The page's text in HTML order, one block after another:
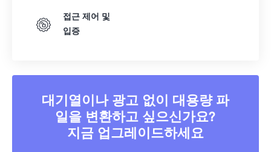
접근 제어 및
입증
대기열이나 광고 없이 대용량 파
일을 변환하고 싶으신가요?
지금 업그레이드하세요